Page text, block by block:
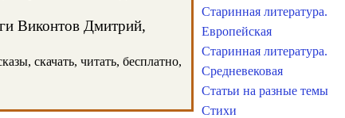
Виконтов Дмитрий,
скачать, читать, бесплатно,
Старинная литература.
Европейская
Старинная литература.
Средневековая
Статьи на разные темы
Стихи